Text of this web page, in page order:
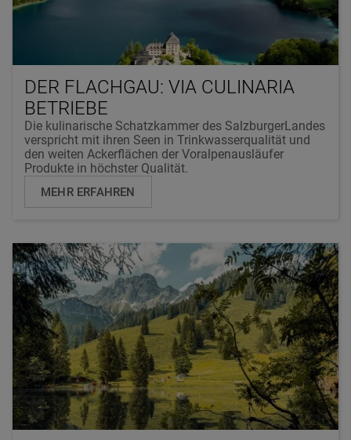
DER FLACHGAU: VIA CULINARIA
BETRIEBE
Die kulinarische Schatzkammer des SalzburgerLandes
verspricht mit ihren Seen in Trinkwasserqualität und
den weiten Ackerflächen der Voralpenausläufer
Produkte in höchster Qualität.
MEHR ERFAHREN